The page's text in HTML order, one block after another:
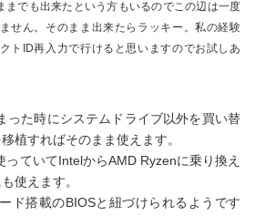
までも出来たという方もいるのでこの辺は一度
せん。そのまま出来たらラッキー。私の経験
トID再入力で行けると思いますのでお試しあ
った時にシステムドライブ以外を買い替
植すればそのまま使えます。
っていてIntelからAMD Ryzenに乗り換え
使えます。
ド搭載のBIOSと紐づけられるようです